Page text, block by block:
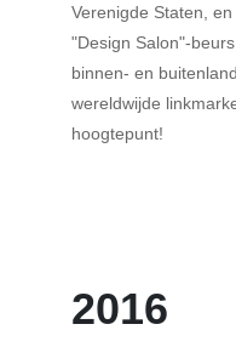
Verenigde Staten,
"Design Salon"-
binnen- en
wereldwijde
hoogtepunt!
2016